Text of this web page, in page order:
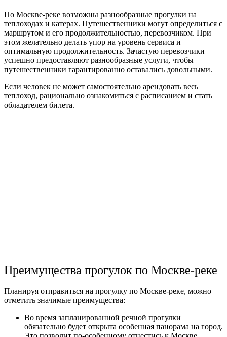
По Москве-реке возможны разнообразные прогулки на
теплоходах и катерах. Путешественники могут определиться с
маршрутом и его продолжительностью, перевозчиком. При
этом желательно делать упор на уровень сервиса и
оптимальную продолжительность. Зачастую перевозчики
успешно предоставляют разнообразные услуги, чтобы
путешественники гарантированно оставались довольными.
Если человек не может самостоятельно арендовать весь
теплоход, рационально ознакомиться с расписанием и стать
обладателем билета.
Преимущества прогулок по Москве-реке
Планируя отправиться на прогулку по Москве-реке, можно
отметить значимые преимущества:
Во время запланированной речной прогулки
обязательно будет открыта особенная панорама на город.